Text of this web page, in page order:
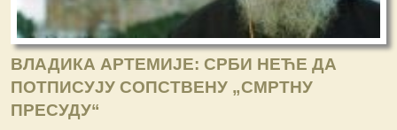
ВЛАДИКА АРТЕМИЈЕ: СРБИ НЕЋЕ ДА
ПОТПИСУЈУ СОПСТВЕНУ „СМРТНУ
ПРЕСУДУ“